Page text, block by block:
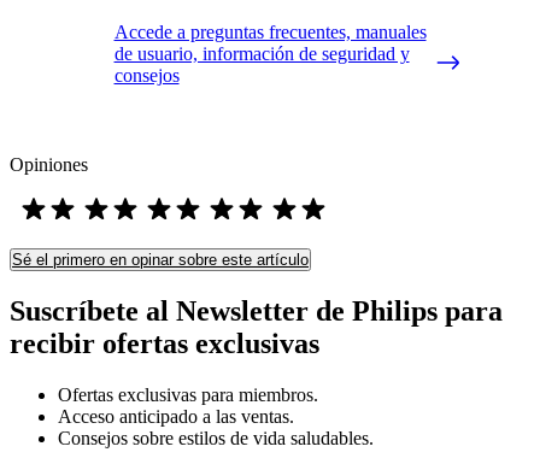
Accede a preguntas frecuentes, manuales
de usuario, información de seguridad y
consejos
Opiniones
Sé el primero en opinar sobre este artículo
Suscríbete al Newsletter de Philips para
recibir ofertas exclusivas
Ofertas exclusivas para miembros.
Acceso anticipado a las ventas.
Consejos sobre estilos de vida saludables.